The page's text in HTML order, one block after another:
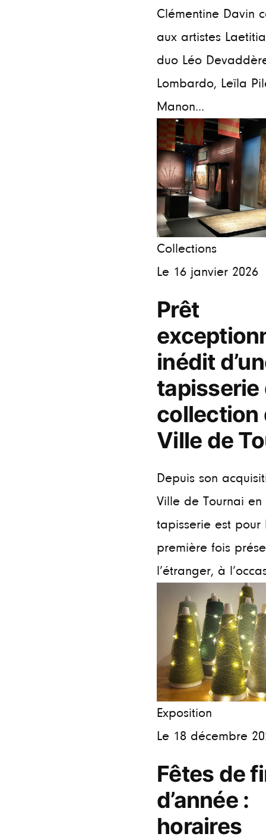
Clémentine Davin
aux artistes
duo Léo
Lombardo, Leïla
Manon...
Collections
Le 16 janvier 2026
Prêt
inédit
tapisserie
collection
Ville de
Depuis son
Ville de Tournai en
tapisserie est pour
première fois
l’étranger, à
Exposition
Le 18 décembre
Fêtes de
d’année :
horaires